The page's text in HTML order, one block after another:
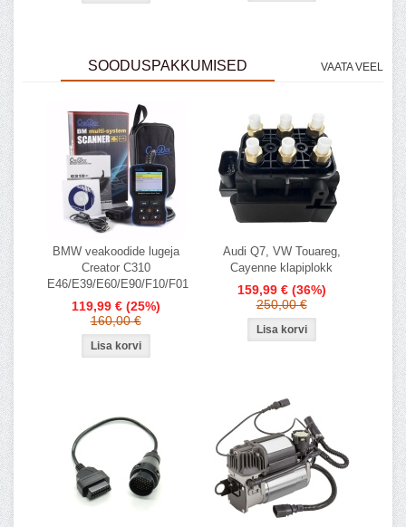
SOODUSPAKKUMISED VAATA VEEL
BMW veakoodide lugeja
Creator C310
E46/E39/E60/E90/F10/F01
119,99 € (25%)
160,00 €
Audi Q7, VW Touareg,
Cayenne klapiplokk
159,99 € (36%)
250,00 €